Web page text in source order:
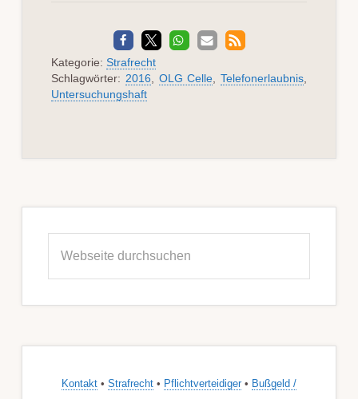
Kategorie: Strafrecht
Schlagwörter: 2016 OLG Celle ,Telefonerlaubnis
Untersuchungshaft
Kontakt • Strafrecht • Pflichtverteidiger • Bußgeld /